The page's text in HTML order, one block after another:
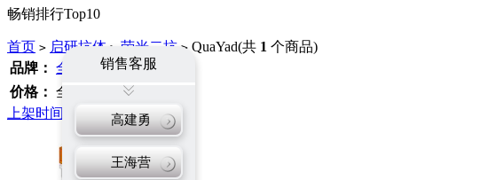
销售客服
高建勇
王海营
畅销排行Top10
首页 > 启研抗体 > 荧光二抗 > QuaYad(共 1 个商品)
品牌： 全部 QuaYad 启研
价格： 全部
480 - 490
上架时间
更新时间